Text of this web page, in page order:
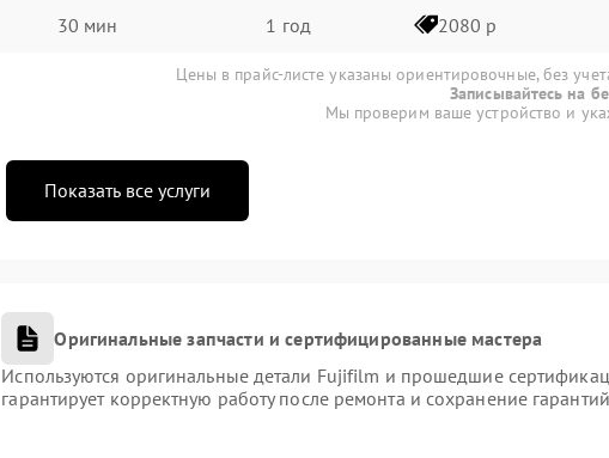
30 мин 1 год 2080 р
Цены в прайс-листе указаны ориентировочные, без
Записывайтесь на
Мы проверим ваше устройство и
Показать все услуги
Оригинальные запчасти и сертифицированные мастера
Используются оригинальные детали Fujifilm и прошедшие
гарантирует корректную работу после ремонта и сохранение